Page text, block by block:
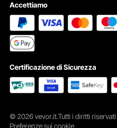
Accettiamo
Certificazione di Sicurezza
© 2026 vevor.it.Tutti i diritti riservati
Preferenze sui cookie